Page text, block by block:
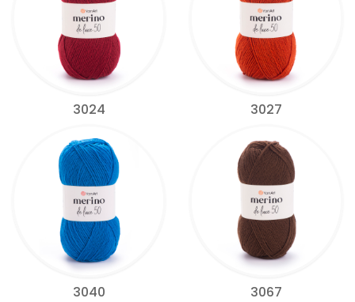
3024 3027
3040 3067